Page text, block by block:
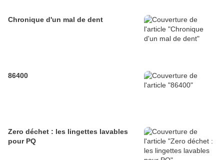
Chronique d'un mal de dent
86400
Zero déchet : les lingettes lavables
pour PQ